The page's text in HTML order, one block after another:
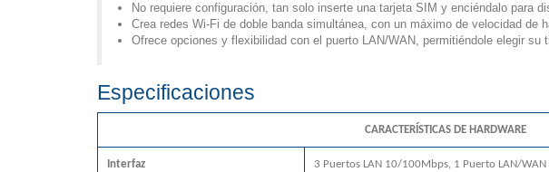
No requiere configuración, tan solo inserte una tarjeta SIM y enciéndalo para
Crea redes Wi-Fi de doble banda simultánea, con un máximo de velocidad
Ofrece opciones y flexibilidad con el puerto LAN/WAN, permitiéndole elegir su
Especificaciones
CARACTERÍSTICAS DE HARDWARE
Interfaz 3 Puertos LAN 10/100Mbps, 1 Puerto LAN/